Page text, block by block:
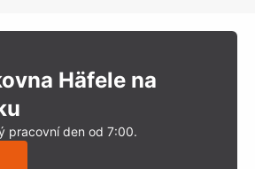
Häfele na
pracovní den od 7:00.